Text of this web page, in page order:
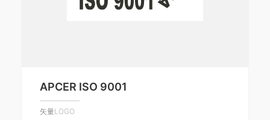
APCER ISO 9001
矢量LOGO